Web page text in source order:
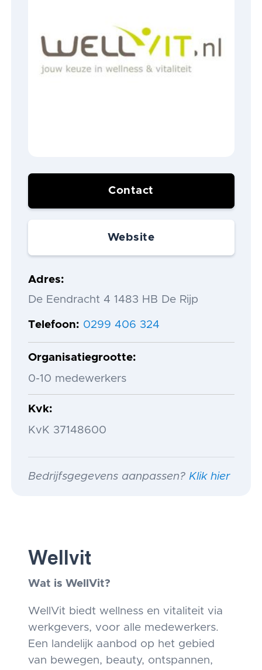
Contact
Website
Adres
De Eendracht 4 1483 HB De Rijp
Telefoon 0299 406 324
Organisatiegrootte
0-10 medewerkers
Kvk
KvK 37148600
Bedrijfsgegevens aanpassen? Klik hier
Wellvit
Wat is WellVit?
WellVit biedt wellness en vitaliteit via
werkgevers, voor alle medewerkers.
Een landelijk aanbod op het gebied
van bewegen, beauty, ontspannen,